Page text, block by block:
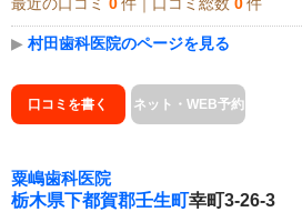
▶ 村田歯科医院のページを見る
口コミを書く ネット・WEB予約
粟嶋歯科医院
栃木県下都賀郡壬生町幸町3-26-3